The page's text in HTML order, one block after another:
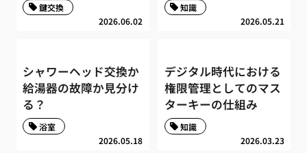
2026.06.02
鍵交換
2026.05.21
知識
シャワーヘッド交換か
給湯器の故障か見分け
る？
2026.05.18
浴室
デジタル時代における
権限管理としてのマス
ターキーの仕組み
2026.03.23
知識